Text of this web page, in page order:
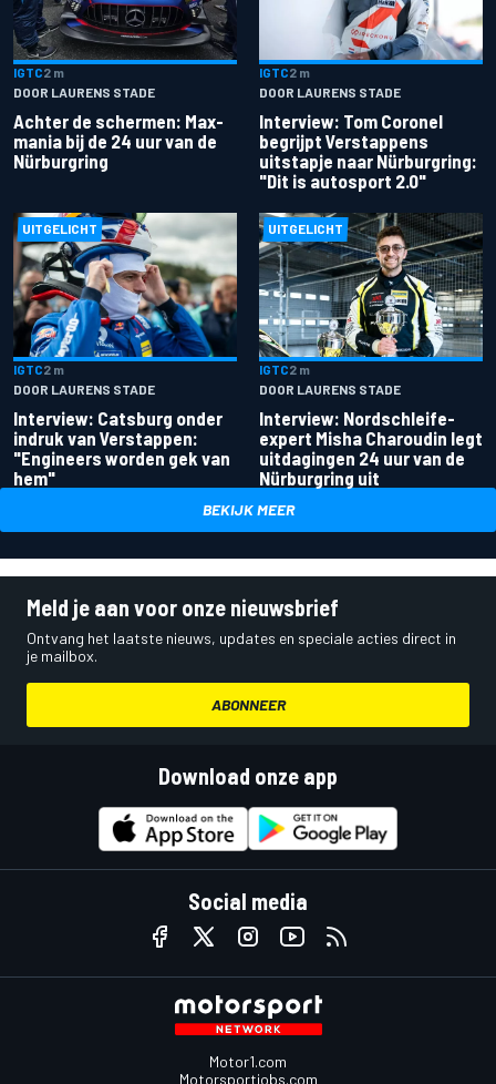
IGTC2 m
DOOR LAURENS STADE
Achter de schermen: Max-
mania bij de 24 uur van de
Nürburgring
IGTC2 m
DOOR LAURENS STADE
Interview: Tom Coronel
begrijpt Verstappens
uitstapje naar Nürburgring:
"Dit is autosport 2.0"
UITGELICHT
IGTC2 m
DOOR LAURENS STADE
Interview: Catsburg onder
indruk van Verstappen:
"Engineers worden gek van
hem"
UITGELICHT
IGTC2 m
DOOR LAURENS STADE
Interview: Nordschleife-
expert Misha Charoudin legt
uitdagingen 24 uur van de
Nürburgring uit
BEKIJK MEER
Meld je aan voor onze nieuwsbrief
Ontvang het laatste nieuws, updates en speciale acties direct in
je mailbox.
ABONNEER
Download onze app
Social media
Motor1.com
Motorsportjobs.com